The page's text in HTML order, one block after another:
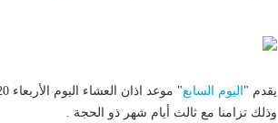
يقدم " اليوم السابع" موعد اذان العشاء اليوم الأربعاء 20 مايو 2026 ، فى عدد من محافظات
وذلك تزامنا مع ثالث أيام شهر ذو الحجة .